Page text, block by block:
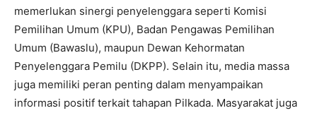
memerlukan sinergi penyelenggara seperti Komisi
Pemilihan Umum (KPU), Badan Pengawas Pemilihan
Umum (Bawaslu), maupun Dewan Kehormatan
Penyelenggara Pemilu (DKPP). Selain itu, media massa
juga memiliki peran penting dalam menyampaikan
informasi positif terkait tahapan Pilkada. Masyarakat juga